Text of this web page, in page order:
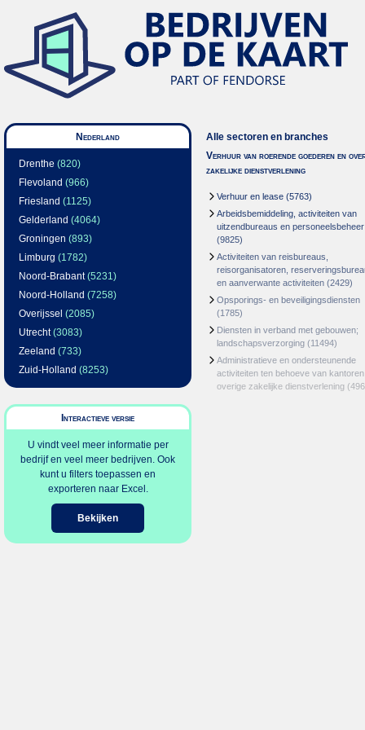
Nederland
Drenthe (820)
Flevoland (966)
Friesland (1125)
Gelderland (4064)
Groningen (893)
Limburg (1782)
Noord-Brabant(5231)
Noord-Holland (7258)
Overijssel (2085)
Utrecht(3083)
Zeeland (733)
Zuid-Holland (8253)
Interactieve versie
U vindt veel meer informatie per
bedrijf en veel meer bedrijven. Ook
kunt u filters toepassen en
exporteren naar Excel.
Bekijken
Alle sectoren en branches
Verhuur van roerende goederen en
zakelijke dienstverlening
Verhuur en lease (5763)
Arbeidsbemiddeling, activiteiten van
uitzendbureaus en personeelsbeheer
(9825)
Activiteiten van reisbureaus,
reisorganisatoren,
en aanverwante activiteiten (2429)
Opsporings- en beveiligingsdiensten
(1785)
Diensten in verband met gebouwen;
landschapsverzorging (11494)
Administratieve en ondersteunende
activiteiten ten behoeve van
overige zakelijke dienstverlening